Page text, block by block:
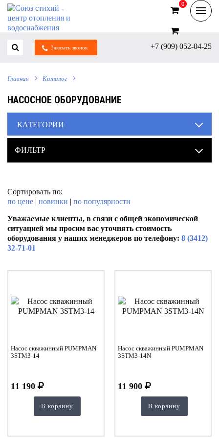
+7 (909) 052-04-25
Заказать звонок
0
0
Главная Каталог
НАСОСНОЕ ОБОРУДОВАНИЕ
КАТЕГОРИИ
ФИЛЬТР
Сортировать по:
по цене | новинки | по популярности
Уважаемые клиенты, в связи с общей экономической
ситуацией мы просим вас уточнять стоимость
оборудования у наших менеджеров по телефону: 8 (3412)
32-71-01
Насос скважинный PUMPMAN
3STM3-14
11 190
В корзину
Насос скважинный PUMPMAN
3STM3-14N
11 900
В корзину